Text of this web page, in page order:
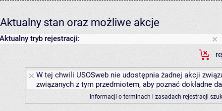
Aktualny stan oraz możliwe akcje
Aktualny tryb rejestracji:
W tej chwili USOSweb nie udostępnia żadnej akcji
związanych z tym przedmiotem, aby poznać dokładne
Informacji o terminach i zasadach rejestracji